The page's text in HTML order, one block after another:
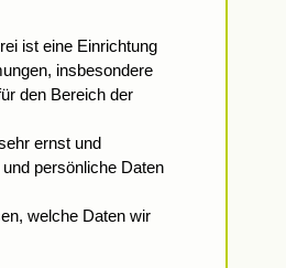
ist eine Einrichtung
insbesondere
den Bereich der
ernst und
persönliche Daten
welche Daten wir